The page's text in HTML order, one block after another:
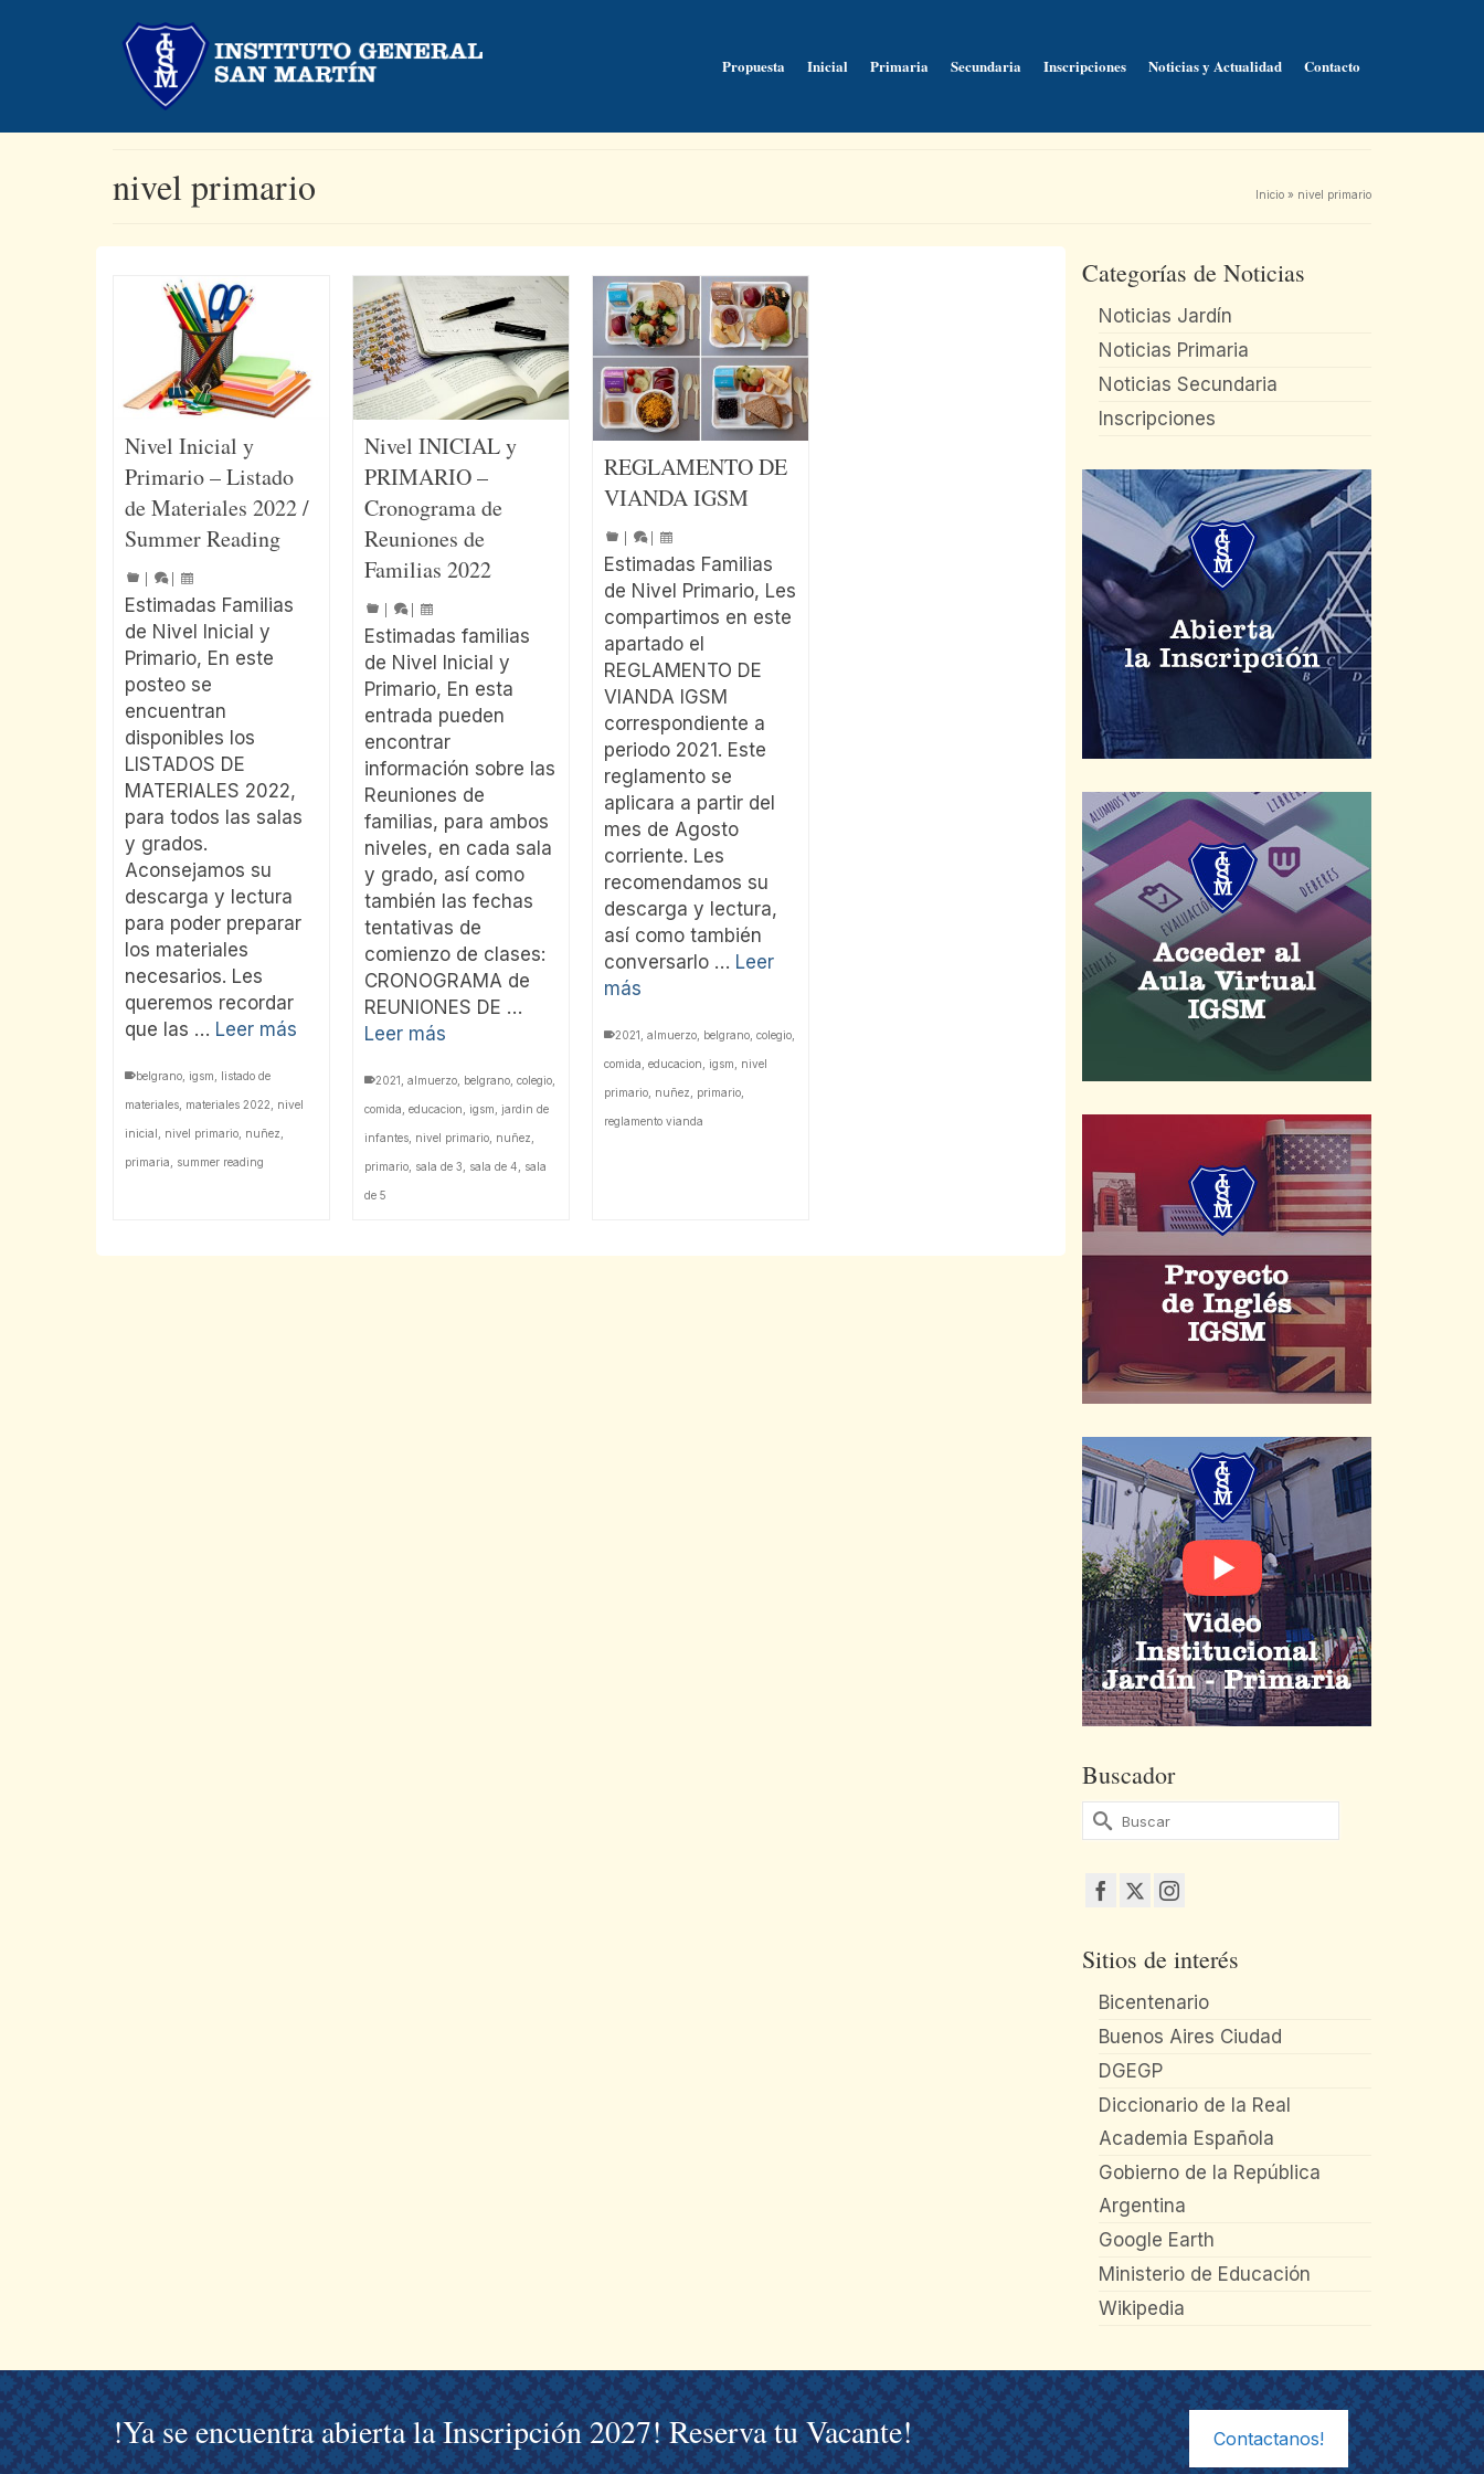
Propuesta Inicial Primaria Secundaria Inscripciones Noticias y Actualidad Contacto
nivel primario Inicio » nivel primario
Nivel Inicial y
Primario – Listado
de Materiales 2022 /
Summer Reading
Estimadas Familias
de Nivel Inicial y
Primario, En este
posteo se
encuentran
disponibles los
LISTADOS DE
MATERIALES 2022,
para todos las salas
y grados.
Aconsejamos su
descarga y lectura
para poder preparar
los materiales
necesarios. Les
queremos recordar
que las … Leer más
belgrano igsm listado de
materiales materiales 2022 nivel
inicial nivel primario nuñez
primaria summer reading
Nivel INICIAL y
PRIMARIO –
Cronograma de
Reuniones de
Familias 2022
Estimadas familias
de Nivel Inicial y
Primario, En esta
entrada pueden
encontrar
información sobre las
Reuniones de
familias, para ambos
niveles, en cada sala
y grado, así como
también las fechas
tentativas de
comienzo de clases:
CRONOGRAMA de
REUNIONES DE …
Leer más
2021 almuerzo, belgrano, colegio,
comida educacion igsm jardin de
infantes, nivel primario, nuñez
primario, sala de 3 sala de 4 sala
de 5
REGLAMENTO DE
VIANDA IGSM
Estimadas Familias
de Nivel Primario, Les
compartimos en este
apartado el
REGLAMENTO DE
VIANDA IGSM
correspondiente a
periodo 2021. Este
reglamento se
aplicara a partir del
mes de Agosto
corriente. Les
recomendamos su
descarga y lectura,
así como también
conversarlo … Leer
más
2021 almuerzo, belgrano, colegio,
comida educacion igsm nivel
primario, nuñez primario,
reglamento vianda
Categorías de Noticias
Noticias Jardín
Noticias Primaria
Noticias Secundaria
Inscripciones
Buscador
Buscar
por:
Sitios de interés
Bicentenario
Buenos Aires Ciudad
DGEGP
Diccionario de la Real
Academia Española
Gobierno de la República
Argentina
Google Earth
Ministerio de Educación
Wikipedia
!Ya se encuentra abierta la Inscripción 2027! Reserva tu Vacante! Contactanos!